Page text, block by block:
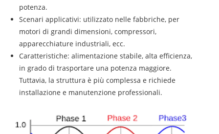
potenza.
Scenari applicativi: utilizzato nelle fabbriche, per
motori di grandi dimensioni, compressori,
apparecchiature industriali, ecc.
Caratteristiche: alimentazione stabile, alta efficienza,
in grado di trasportare una potenza maggiore.
Tuttavia, la struttura è più complessa e richiede
installazione e manutenzione professionali.